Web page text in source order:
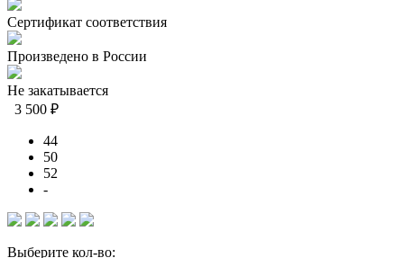
Сертификат соответствия
Произведено в России
Не закатывается
3 500 ₽
44
50
52
-
Выберите кол-во: